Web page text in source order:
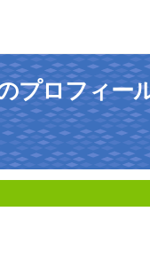
プロフィー